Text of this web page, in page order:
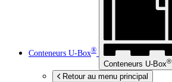
Conteneurs U-Box®
Conteneurs U-Box®
Retour au menu principal